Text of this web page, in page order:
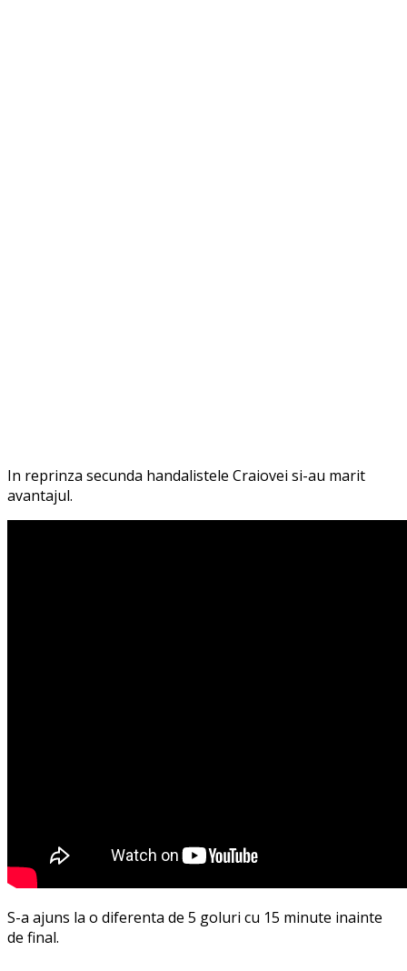
In reprinza secunda handalistele Craiovei si-au marit
avantajul.
S-a ajuns la o diferenta de 5 goluri cu 15 minute inainte
de final.